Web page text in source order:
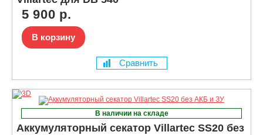
5 900 р.
В корзину
Сравнить
В наличии на складе
Аккумуляторный секатор Villartec SS20 без